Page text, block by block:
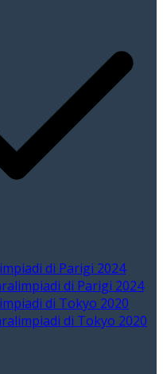
di Parigi 2024
di Parigi 2024
di Tokyo 2020
di Tokyo 2020